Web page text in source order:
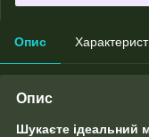
Опис
Опис
Шукаєте ідеальний